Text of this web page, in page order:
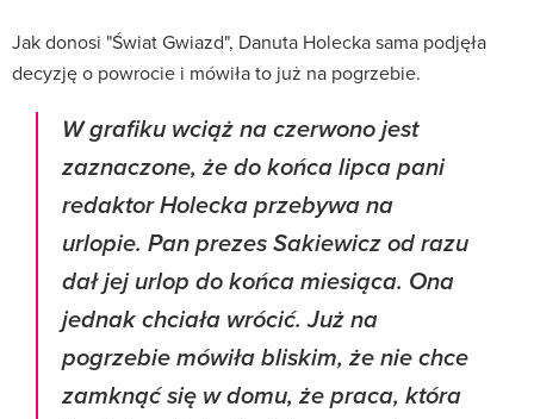
Jak donosi "Świat Gwiazd", Danuta Holecka sama podjęła
decyzję o powrocie i mówiła to już na pogrzebie.
W grafiku wciąż na czerwono jest
zaznaczone, że do końca lipca pani
redaktor Holecka przebywa na
urlopie. Pan prezes Sakiewicz od razu
dał jej urlop do końca miesiąca. Ona
jednak chciała wrócić. Już na
pogrzebie mówiła bliskim, że nie chce
zamknąć się w domu, że praca, która